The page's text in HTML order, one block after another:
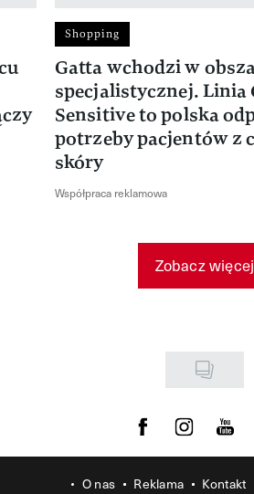
Shopping
Gatta wchodzi w
specjalistycznej. Linia
Sensitive to polska
potrzeby pacjentów z
skóry
Współpraca reklamowa
Zobacz więcej
Visit us on Facebook
Visit us onVisit
O nas Reklama Kontakt